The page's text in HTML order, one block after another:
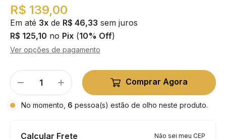
R$ 139,00
Em até 3x de R$ 46,33 sem juros
R$ 125,10 no Pix (10% Off)
Ver opções de pagamento
Comprar Agora
No momento, 6 pessoa(s) estão de olho neste produto.
Calcular Frete Não sei meu CEP